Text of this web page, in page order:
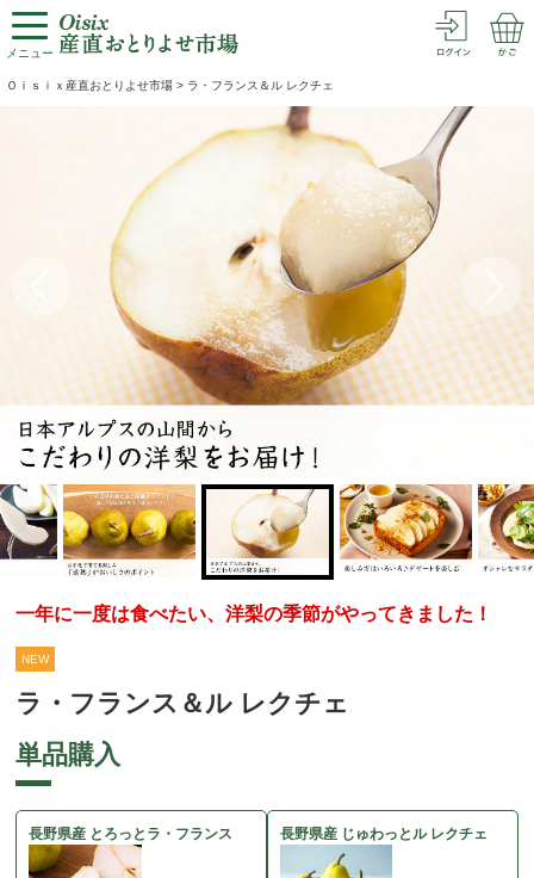
メニュー
Ｏｉｓｉｘ産直おとりよせ市場 > ラ・フランス＆ル レクチェ
一年に一度は食べたい、洋梨の季節がやってきました！
NEW
ラ・フランス＆ル レクチェ
単品購入
長野県産 とろっとラ・フランス 長野県産 じゅわっとル レクチェ